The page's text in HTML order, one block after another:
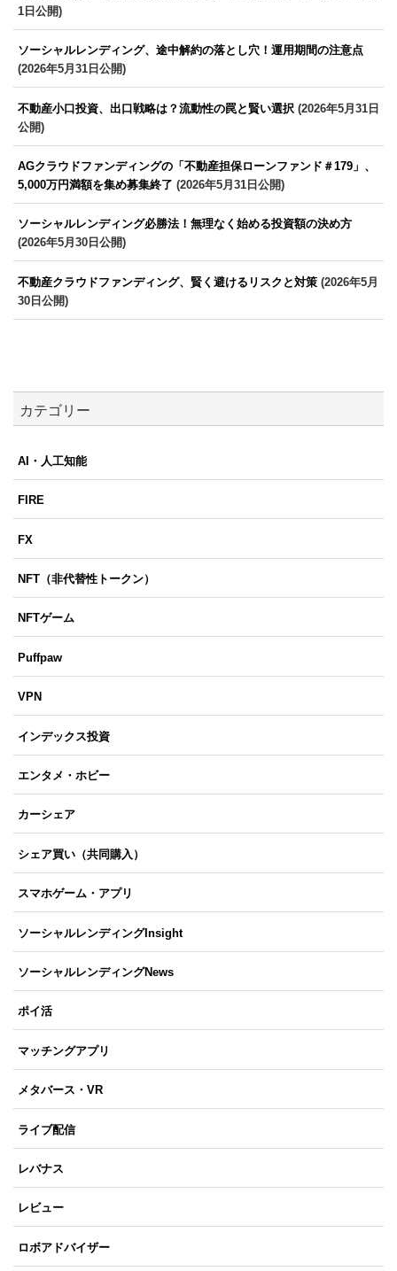
1日公開)
ソーシャルレンディング、途中解約の落とし穴！運用期間の注意点
(2026年5月31日公開)
不動産小口投資、出口戦略は？流動性の罠と賢い選択 (2026年5月31日
公開)
AGクラウドファンディングの「不動産担保ローンファンド＃179」、
5,000万円満額を集め募集終了 (2026年5月31日公開)
ソーシャルレンディング必勝法！無理なく始める投資額の決め方
(2026年5月30日公開)
不動産クラウドファンディング、賢く避けるリスクと対策 (2026年5月
30日公開)
カテゴリー
AI・人工知能
FIRE
FX
NFT（非代替性トークン）
NFTゲーム
Puffpaw
VPN
インデックス投資
エンタメ・ホビー
カーシェア
シェア買い（共同購入）
スマホゲーム・アプリ
ソーシャルレンディングInsight
ソーシャルレンディングNews
ポイ活
マッチングアプリ
メタバース・VR
ライブ配信
レバナス
レビュー
ロボアドバイザー